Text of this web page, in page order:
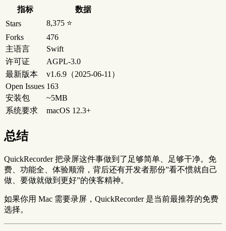
指标
数据
Stars
8,375 ⭐
Forks
476
主语言
Swift
许可证
AGPL-3.0
最新版本
v1.6.9（2025-06-11）
Open Issues 163
安装包
~5MB
系统要求
macOS 12.3+
总结
QuickRecorder 把录屏这件事做到了足够简单、足够干净。免
费、功能全、体验顺滑，背后还有开发者那份”看不惯就自己
做、要做就做到更好”的侠客精神。
如果你用 Mac 需要录屏，QuickRecorder 是当前最推荐的免费
选择。